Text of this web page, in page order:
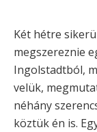
Két hétre
megszereznie
Ingolstadtból,
velük,
néhány
köztük én is.